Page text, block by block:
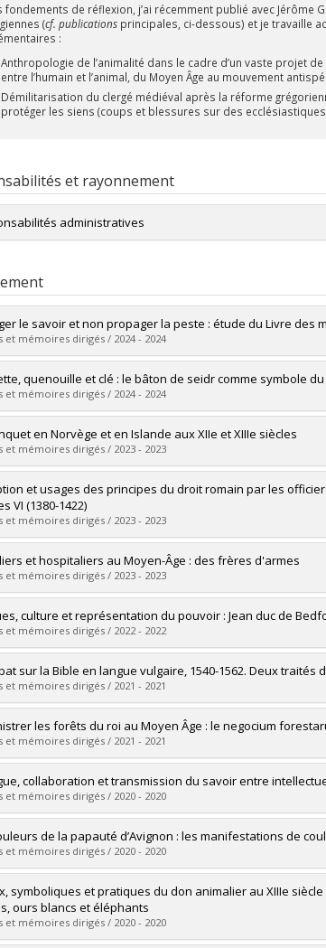
fondements de réflexion, j’ai récemment publié avec Jérôme
(cf. publications principales, ci-dessous) et je travaille
:
Anthropologie de l’animalité dans le cadre d’un vaste projet
entre l’humain et l’animal, du Moyen Âge au mouvement
Démilitarisation du clergé médiéval après la réforme
protéger les siens (coups et blessures sur des
et rayonnement
administratives
Responsable de programme
Responsable des programmes de premier cycle de
ans ainsi que de la mineure Arts et Sciences (2020-).
Président des comités de programmes de premier cycle
baccalauréat 4 ans ainsi que de la mineure Arts et
Président du comité d’orientation du Centre de Langues
Président des comités de programmes des programmes
technologies, en arts, création et technologies, édition
et médias autochtones, administration sociale, journalisme
Président du comité de programme de troisième cycle en
Membre du COET / FAS (2020-)
Membre du Conseil de la FAS (2017-)
Membre du Centre d’Études Médiévales (UdeM) (2011-)
Membre du jury de la bourse Angers-Poulin (2014 ; 2016-
Membre du jury de la bourse Vanier (2021-)
Membre du comité chargé de l’attribution des bourses
Membre du comité institutionnel d’évaluation de
Membre du comité de reconnaissance de l’engagement
Membre du comité institutionnel visant à la production
le savoir et non propager la peste : étude du Livre des
et mémoires dirigés / 2024 - 2024
:Paquette, Emmanuelle
Maîtrise
obtenu :M.A.
le document dans Papyrus
quenouille et clé : le bâton de seidr comme symbole
et mémoires dirigés / 2024 - 2024
:Meilleur, Lou
Maîtrise
obtenu :M.A.
le document dans Papyrus
en Norvège et en Islande aux XIIe et XIIIe siècles
et mémoires dirigés / 2023 - 2023
:Ouellet-Ayotte, Jérôme
Doctorat
obtenu :Ph. D.
le document dans Papyrus
et usages des principes du droit romain par les
VI (1380-1422)
et mémoires dirigés / 2023 - 2023
:Perreault-Corbeil, Élisabeth
Maîtrise
obtenu :M.A.
le document dans Papyrus
et hospitaliers au Moyen-Âge : des frères d'armes
et mémoires dirigés / 2023 - 2023
:Buffet, Rodrigue
Doctorat
obtenu :Ph. D.
le document dans Papyrus
culture et représentation du pouvoir : Jean duc de
et mémoires dirigés / 2022 - 2022
:Cormier, David
Doctorat
obtenu :Ph. D.
le document dans Papyrus
sur la Bible en langue vulgaire, 1540-1562. Deux
et mémoires dirigés / 2021 - 2021
:Paquin, René
Doctorat
obtenu :Ph. D.
le document dans Papyrus
les forêts du roi au Moyen Âge : le negocium
et mémoires dirigés / 2021 - 2021
:Lake-Giguère, Danny
Doctorat
obtenu :Ph. D.
le document dans Papyrus
collaboration et transmission du savoir entre
et mémoires dirigés / 2020 - 2020
: Lecousy, Amélia
Doctorat
obtenu :Ph. D.
le document dans Papyrus
de la papauté d’Avignon : les manifestations de
et mémoires dirigés / 2020 - 2020
:Stroykov, Dimitri
Maîtrise
obtenu :M.A.
le document dans Papyrus
symboliques et pratiques du don animalier au XIIIe
ours blancs et éléphants
et mémoires dirigés / 2020 - 2020